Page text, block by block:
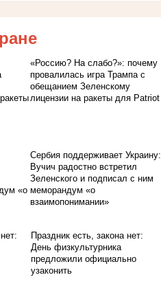
«Россию? На слабо?»: почему
провалилась игра Трампа с
обещанием Зеленскому
лицензии на ракеты для Patriot
Сербия поддерживает Украину:
Вучич радостно встретил
Зеленского и подписал с ним
меморандум «о
взаимопонимании»
Праздник есть, закона нет:
День физкультурника
предложили официально
узаконить